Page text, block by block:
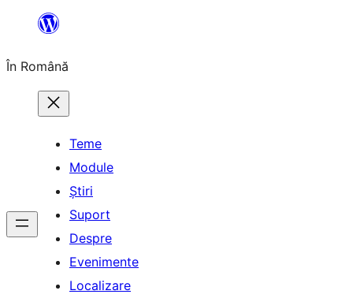
conținut
În Română
Teme
Module
Știri
Suport
Despre
Evenimente
Localizare